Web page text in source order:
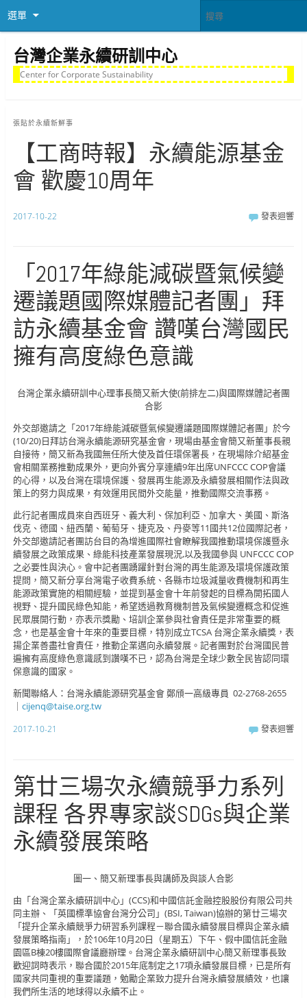
選單
台灣企業永續研訓中心
Center for Corporate Sustainability
張貼於永續新鮮事
【工商時報】永續能源基金
會 歡慶10周年
2017-10-22 發表迴響
「2017年綠能減碳暨氣候變
遷議題國際媒體記者團」拜
訪永續基金會 讚嘆台灣國民
擁有高度綠色意識
台灣企業永續研訓中心理事長簡又新大使(前排左二)與國際媒體記者團
合影
外交部邀請之「2017年綠能減碳暨氣候變遷議題國際媒體記者團」於今
(10/20)日拜訪台灣永續能源研究基金會，現場由基金會簡又新董事長親
自接待，簡又新為我國無任所大使及首任環保署長，在現場除介紹基金
會相關業務推動成果外，更向外賓分享連續9年出席UNFCCC COP會議
的心得，以及台灣在環境保護、發展再生能源及永續發展相關作法與政
策上的努力與成果，有效運用民間外交能量，推動國際交流事務。
此行記者團成員來自西班牙、義大利、保加利亞、加拿大、美國、斯洛
伐克、德國、紐西蘭、葡萄牙、捷克及、丹麥等11國共12位國際記者，
外交部邀請記者團訪台目的為增進國際社會瞭解我國推動環境保護暨永
續發展之政策成果、綠能科技產業發展現況,以及我國參與 UNFCCC COP
之必要性與決心。會中記者團踴躍針對台灣的再生能源及環境保護政策
提問，簡又新分享台灣電子收費系統、各縣市垃圾減量收費機制和再生
能源政策實施的相關經驗，並提到基金會十年前發起的目標為開拓國人
視野、提升國民綠色知能，希望透過教育機制普及氣候變遷概念和促進
民眾展開行動，亦表示獎勵、培訓企業參與社會責任是非常重要的概
念，也是基金會十年來的重要目標，特別成立TCSA 台灣企業永續獎，表
揚企業善盡社會責任，推動企業邁向永續發展。記者團對於台灣國民普
遍擁有高度綠色意識感到讚嘆不已，認為台灣是全球少數全民皆認同環
保意識的國家。
新聞聯絡人：台灣永續能源研究基金會 鄭頎一高級專員 02-2768-2655
｜ cijenq@taise.org.tw
2017-10-21 發表迴響
第廿三場次永續競爭力系列
課程 各界專家談SDGs與企業
永續發展策略
圖一、簡又新理事長與講師及與談人合影
由「台灣企業永續研訓中心」(CCS)和中國信託金融控股股份有限公司共
同主辦、「英國標準協會台灣分公司」(BSI, Taiwan)協辦的第廿三場次
「提升企業永續競爭力研習系列課程－聯合國永續發展目標與企業永續
發展策略指南」，於106年10月20日（星期五）下午、假中國信託金融
園區B棟20樓國際會議廳辦理。台灣企業永續研訓中心簡又新理事長致
歡迎詞時表示，聯合國於2015年底制定之17項永續發展目標，已是所有
國家共同重視的重要議題，勉勵企業致力提升台灣永續發展績效，也讓
我們所生活的地球得以永續不止。